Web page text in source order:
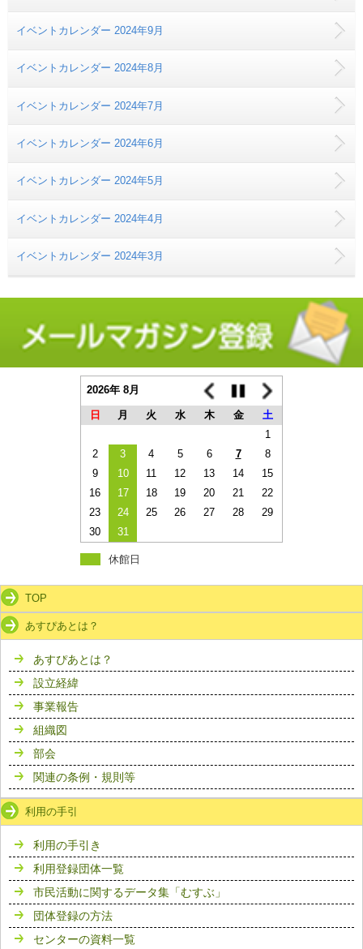
イベントカレンダー 2024年9月
イベントカレンダー 2024年8月
イベントカレンダー 2024年7月
イベントカレンダー 2024年6月
イベントカレンダー 2024年5月
イベントカレンダー 2024年4月
イベントカレンダー 2024年3月
2026年 8月
日 月 火 水 木 金
土
1
2
3 4 5 6 7
8
9
10 11 12 13 14
15
16
17 18 19 20 21
22
23
24 25 26 27 28
29
30
31
休館日
TOP
あすぴあとは？
あすぴあとは？
設立経緯
事業報告
組織図
部会
関連の条例・規則等
利用の手引
利用の手引き
利用登録団体一覧
市民活動に関するデータ集「むすぶ」
団体登録の方法
センターの資料一覧